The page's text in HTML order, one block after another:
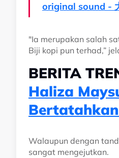
original sound -
"Ia merupakan salah
Biji kopi pun terhad,”
BERITA
Haliza
Walaupun dengan
sangat mengejutkan.